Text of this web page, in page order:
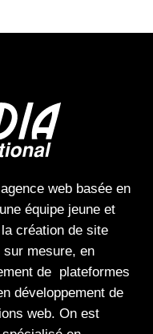
agence webbasée en
équipe jeune et
création de site
mesure, en
de plateformes
développement de
web. On est